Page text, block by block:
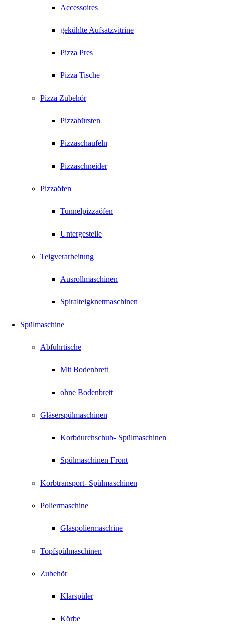
Accessoires
gekühlte Aufsatzvitrine
Pizza Pres
Pizza Tische
Pizza Zubehör
Pizzabürsten
Pizzaschaufeln
Pizzaschneider
Pizzaöfen
Tunnelpizzaöfen
Untergestelle
Teigverarbeitung
Ausrollmaschinen
Spiralteigknetmaschinen
Spülmaschine
Abfuhrtische
Mit Bodenbrett
ohne Bodenbrett
Gläserspülmaschinen
Korbdurchschub- Spülmaschinen
Spülmaschinen Front
Korbtransport- Spülmaschinen
Poliermaschine
Glaspoliermaschine
Topfspülmaschinen
Zubehör
Klarspüler
Körbe